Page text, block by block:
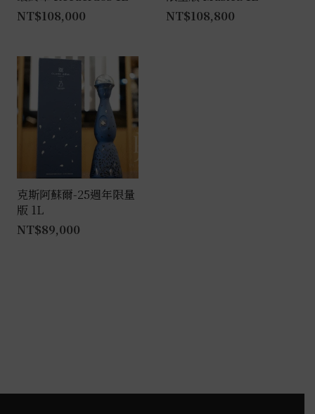
NT$108,000
NT$108,800
克斯阿蘇爾-25週年限量
版 1L
NT$89,000